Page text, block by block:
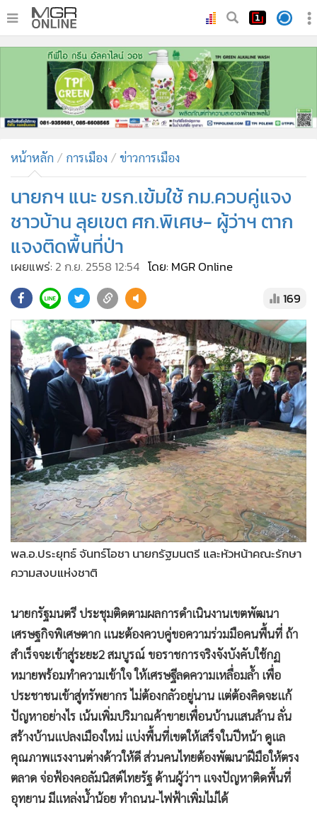
หน้าหลัก
ทันเหตุการณ์
• ภูมิภาค
• บันเทิง
• คอลัมนิสต์
• ละคร
• CbizReview
• Cyber BIZ
• ผู้จัดกวน
• Good health & Well-being
• Green Innovation & SD
• Management & HR
• MGR Live
• Infographic
• การเมือง
ท่องเที่ยว
• กีฬา
• ต่างประเทศ
• Special Scoop
• เศรษฐกิจ-ธุรกิจ
• จีน
• ชุมชน-คุณภาพชีวิต
อาชญากรรม
Motoring
•
เกม
• วิทยาศาสตร์
• SMEs
• หุ้น
• อินโดจีน
• กองทุนรวม
• Celeb Online
• Factcheck
หน้าหลัก การเมือง ข่าวการเมือง
นายกฯ แนะ ขรก.เข้มใช้ กม.ควบคู่แจง
ชาวบ้าน ลุยเขต ศก.พิเศษ- ผู้ว่าฯ ตาก
แจงติดพื้นที่ป่า
เผยแพร่: 2 ก.ย. 2558 12:54 โดย: MGR Online
169
พล.อ.ประยุทธ์ จันทร์โอชา นายกรัฐมนตรี และหัวหน้าคณะรักษา
ความสงบแห่งชาติ
นายกรัฐมนตรี ประชุมติดตามผลการดำเนินงานเขตพัฒนา
เศรษฐกิจพิเศษตาก แนะต้องควบคู่ขอความร่วมมือคนพื้นที่ ถ้า
สำเร็จจะเข้าสู่ระยะ2 สมบูรณ์ ขอราชการจริงจังบังคับใช้กฏ
หมายพร้อมทำความเข้าใจ ให้เศรษฐีลดความเหลื่อมล้ำ เพื่อ
ประชาชนเข้าสู่ทรัพยากร ไม่ต้องกลัวอยู่นาน แต่ต้องคิดจะแก้
ปัญหาอย่างไร เน้นเพิ่มปริมาณค้าขายเพื่อนบ้านแสนล้าน ลั่น
สร้างบ้านแปลงเมืองใหม่ แบ่งพื้นที่เขตให้เสร็จในปีหน้า ดูแล
คุณภาพแรงงานต่างด้าวให้ดี ส่วนคนไทยต้องพัฒนาฝีมือให้ตรง
ตลาด จ่อฟ้องคอลัมนิสต์ไทยรัฐ ด้านผู้ว่าฯ แจงปัญหาติดพื้นที่
อุทยาน มีแหล่งน้ำน้อย ทำถนน-ไฟฟ้าเพิ่มไม่ได้